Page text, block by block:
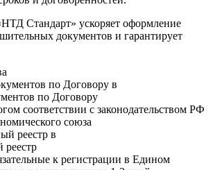
Стандарт» ускоряет оформление
документов и гарантирует
по Договору
соответствии с законодательством РФ
союза
к регистрации в Едином